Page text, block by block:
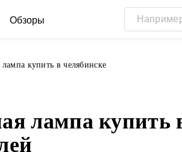
Обзоры
лампа купить в челябинске
лампа